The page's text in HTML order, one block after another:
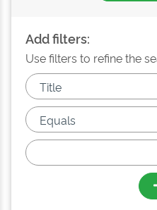
Add filters:
Use filters to refine the